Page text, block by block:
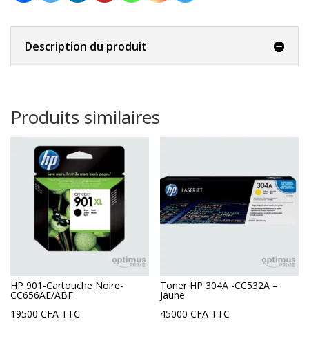
Description du produit
Produits similaires
HP 901-Cartouche Noire-
CC656AE/ABF
19500 CFA TTC
Toner HP 304A -CC532A –
Jaune
45000CFA TTC